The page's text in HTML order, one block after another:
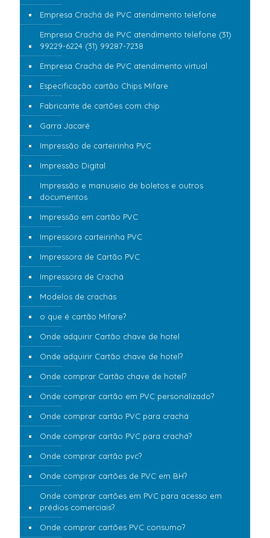
Empresa Crachá de PVC atendimento telefone
Empresa Crachá de PVC atendimento telefone (31)
99229-6224 (31) 99287-7238
Empresa Crachá de PVC atendimento virtual
Especificação cartão Chips Mifare
Fabricante de cartões com chip
Garra Jacaré
Impressão de carteirinha PVC
Impressão Digital
Impressão e manuseio de boletos e outros
documentos
Impressão em cartão PVC
Impressora carteirinha PVC
Impressora de Cartão PVC
Impressora de Crachá
Modelos de crachás
o que é cartão Mifare?
Onde adquirir Cartão chave de hotel
Onde adquirir Cartão chave de hotel?
Onde comprar Cartão chave de hotel?
Onde comprar cartão em PVC personalizado?
Onde comprar cartão PVC para crachá
Onde comprar cartão PVC para crachá?
Onde comprar cartão pvc?
Onde comprar cartões de PVC em BH?
Onde comprar cartões em PVC para acesso em
prédios comerciais?
Onde comprar cartões PVC consumo?